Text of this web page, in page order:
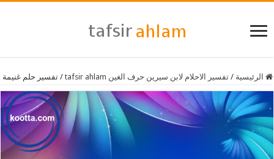
الرئيسية / تفسير الاحلام لابن سيرين حرف الغين tafsir ahlam / تفسير حلم غنيمة